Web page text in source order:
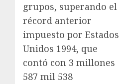
grupos, superando el
récord anterior
impuesto por Estados
Unidos 1994, que
contó con 3 millones
587 mil 538